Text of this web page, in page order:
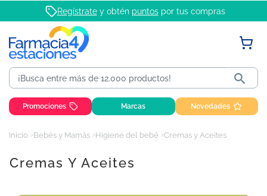
Regístratey obtén puntospor tus compras

Promociones Marcas Novedades
Inicio Bebés y Mamás Higiene del bebé Cremas y Aceites
Cremas Y Aceites